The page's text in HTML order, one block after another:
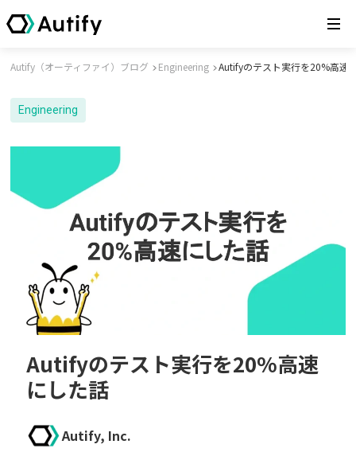
Autify（オーティファイ）ブログ Engineering Autifyのテスト実行を20%高速
Engineering
Autifyのテスト実行を20%高速
にした話
Autify, Inc.